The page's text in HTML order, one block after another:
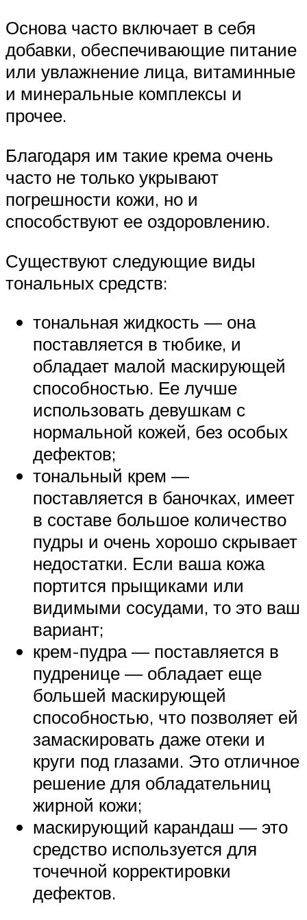
Основа часто включает в себя
добавки, обеспечивающие питание
или увлажнение лица, витаминные
и минеральные комплексы и
прочее.
Благодаря им такие крема очень
часто не только укрывают
погрешности кожи, но и
способствуют ее оздоровлению.
Существуют следующие виды
тональных средств:
тональная жидкость — она
поставляется в тюбике, и
обладает малой маскирующей
способностью. Ее лучше
использовать девушкам с
нормальной кожей, без особых
дефектов;
тональный крем —
поставляется в баночках, имеет
в составе большое количество
пудры и очень хорошо скрывает
недостатки. Если ваша кожа
портится прыщиками или
видимыми сосудами, то это ваш
вариант;
крем-пудра — поставляется в
пудренице — обладает еще
большей маскирующей
способностью, что позволяет ей
замаскировать даже отеки и
круги под глазами. Это отличное
решение для обладательниц
жирной кожи;
маскирующий карандаш — это
средство используется для
точечной корректировки
дефектов.